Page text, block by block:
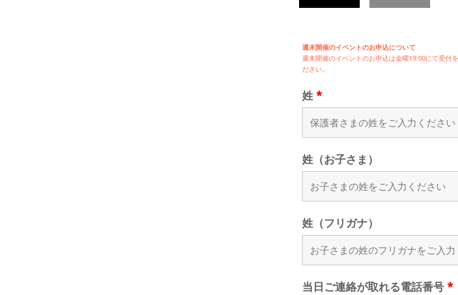
週末開催のイベントのお申込について
週末開催のイベントのお申込は金曜19:00にて受付
ださい。
姓 *
姓（お子さま）
姓（フリガナ）
当日ご連絡が取れる電話番号 *